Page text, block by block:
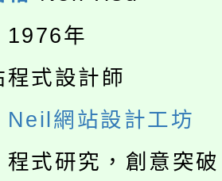
)教師甄選結果(
)教師甄選結果(
國文化大學推廣
》溝通分析基
迎學生輔導中心
生活教案入校路
農教育專業人
接期間理賠案件
1976年
式設計師
Neil網站設計工坊
程式研究，創意突